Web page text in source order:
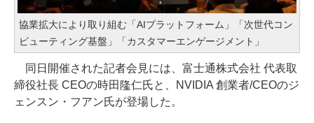
協業拡大により取り組む「AIプラットフォーム」「次世代コン
ピューティング基盤」「カスタマーエンゲージメント」
同日開催された記者会見には、富士通株式会社 代表取
締役社長 CEOの時田隆仁氏と、NVIDIA 創業者/CEOのジ
ェンスン・フアン氏が登場した。